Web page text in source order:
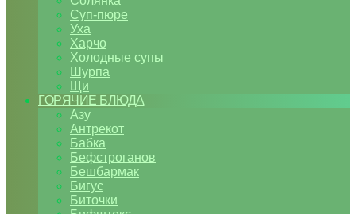
Суп-пюре
Уха
Харчо
Холодные супы
Шурпа
Щи
ГОРЯЧИЕ БЛЮДА
Азу
Антрекот
Бабка
Бефстроганов
Бешбармак
Бигус
Биточки